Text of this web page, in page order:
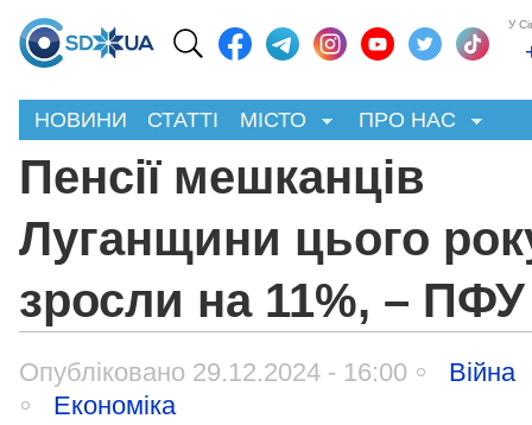
У
НОВИНИ СТАТТІ МІСТО ПРО НАС
Пенсії мешканців
Луганщини цього
зросли на 11%, – ПФУ
Опубліковано 29.12.2024 - 16:00
Війна
Економіка